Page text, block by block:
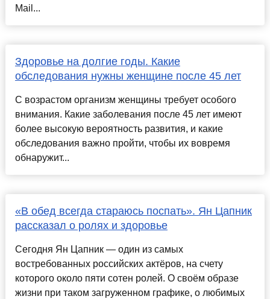
Mail...
Здоровье на долгие годы. Какие
обследования нужны женщине после 45 лет
С возрастом организм женщины требует особого
внимания. Какие заболевания после 45 лет имеют
более высокую вероятность развития, и какие
обследования важно пройти, чтобы их вовремя
обнаружит...
«В обед всегда стараюсь поспать». Ян Цапник
рассказал о ролях и здоровье
Сегодня Ян Цапник — один из самых
востребованных российских актёров, на счету
которого около пяти сотен ролей. О своём образе
жизни при таком загруженном графике, о любимых